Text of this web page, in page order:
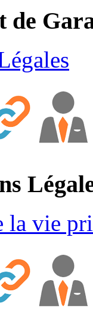
de
la vie